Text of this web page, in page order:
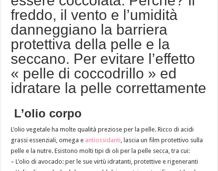
in
inverno
freddo, il vento e l’umidità
danneggiano la barriera
protettiva della pelle e la
seccano. Per evitare l’effetto
« pelle di coccodrillo » ed
idratare la pelle correttamente
L’olio corpo
L’olio vegetale ha molte qualità preziose per la pelle. Ricco di acidi
grassi essenziali, omega e antiossidanti , lascia un film protettivo sulla
pelle e la nutre. Esistono molti tipi di oli per la pelle secca, tra cui:
– L’olio di avocado: per le sue virtù idratanti, protettive e rigeneranti